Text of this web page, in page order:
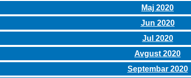
Maj 2020
Jun 2020
Jul 2020
Avgust 2020
Septembar 2020